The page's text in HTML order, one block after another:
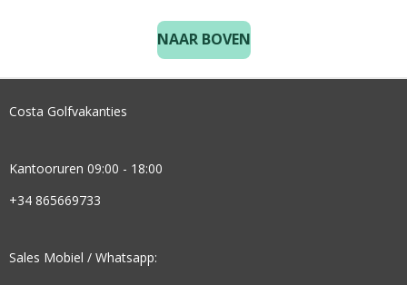
NAAR BOVEN
Costa Golfvakanties
Kantooruren 09:00 - 18:00
+34 865669733
Sales Mobiel / Whatsapp: